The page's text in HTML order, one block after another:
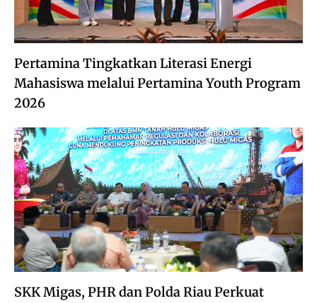
Pertamina Tingkatkan Literasi Energi
Mahasiswa melalui Pertamina Youth Program
2026
SKK Migas, PHR dan Polda Riau Perkuat